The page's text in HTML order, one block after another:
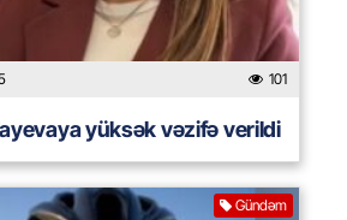
101
yüksək vəzifə verildi
Gündəm